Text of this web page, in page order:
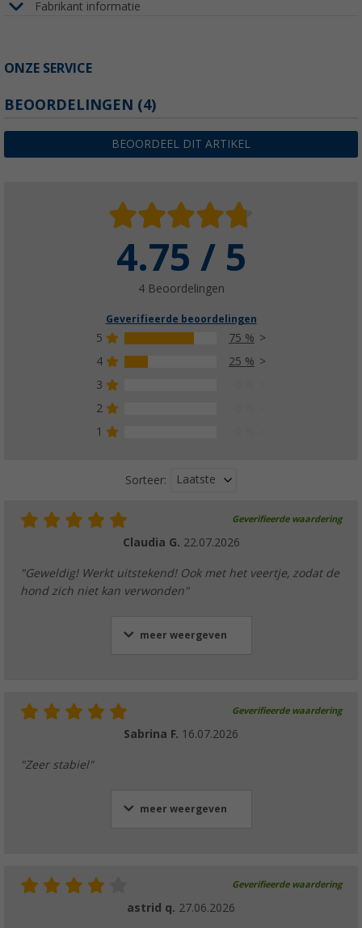
Fabrikant informatie
ONZE SERVICE
BEOORDELINGEN (4)
BEOORDEEL DIT ARTIKEL
4.75 / 5
4 Beoordelingen
Geverifieerde beoordelingen
5
75 %
4
25 %
3
2
1
Sorteer: Laatste
Geverifieerde waardering
Claudia G. 22.07.2026
"Geweldig! Werkt uitstekend! Ook met het veertje, zodat de
hond zich niet kan verwonden"
meer weergeven
Geverifieerde waardering
Sabrina F. 16.07.2026
"Zeer stabiel"
meer weergeven
Geverifieerde waardering
astrid q. 27.06.2026